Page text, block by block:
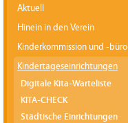
Aktuell
Hinein in den Verein
Kinderkommission und -büro
Kindertageseinrichtungen
Digitale Kita-Warteliste
KITA-CHECK
Städtische Einrichtungen